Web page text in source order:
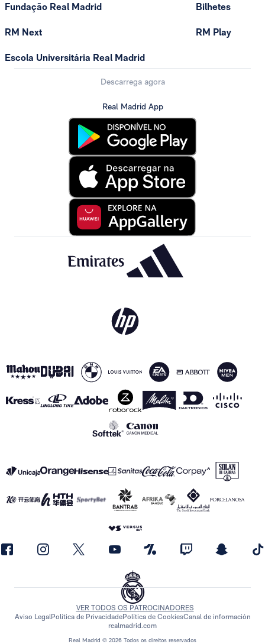
Fundação Real Madrid
RM Next
Escola Universitária Real Madrid
Bilhetes
RM Play
Descarrega agora
Real Madrid App
Real Madrid © 2026 Todos os direitos reservados
VER TODOS OS PATROCINADORES
Aviso LegalPolítica de PrivacidadePolítica de CookiesCanal de información
realmadrid.com